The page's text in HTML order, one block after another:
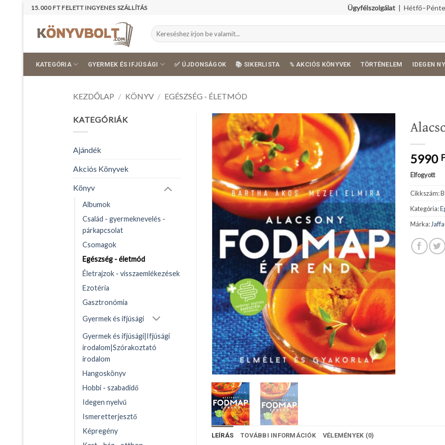
Skip
content
15.000 FT FELETT INGYENES SZÁLLÍTÁS Ügyfélszolgálat |
Keresés
a
KATEGÓRIA GYERMEK ÉS IFJÚSÁGI ✅ ÚJDONSÁGOK 📚 SIKERLISTA % AKCIÓS KÖNYVEK TÖRTÉNELEM IDEGEN
KEZDŐLAP / KÖNYV / EGÉSZSÉG - ÉLETMÓD
KATEGÓRIÁK
Ajándék
Akciós Könyvek
Könyv
Albumok
Család - gyermeknevelés -
párkapcsolat
Csomagok
Egészség - életmód
Életrajzok - visszaemlékezések
Ezotéria
Gasztronómia
Gyermek és ifjúsági
Gyermek és ifjúsági|Ifjúsági
irodalom|Szórakoztató
irodalom
Hangoskönyv
Hobbi - szabadidő
Idegen nyelvű
Ismeretterjesztő
Képregény
5990
Elfogyott
Cikkszám:
Kategória:
Márka:
LEÍRÁS TOVÁBBI INFORMÁCIÓK VÉLEMÉNYEK (0)